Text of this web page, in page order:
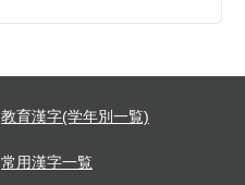
教育漢字(学年別一覧)
常用漢字一覧